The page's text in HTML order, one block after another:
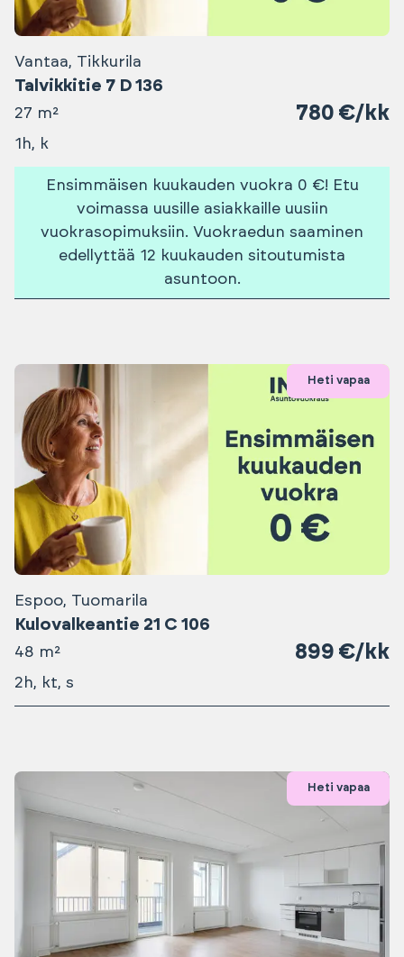
Vantaa, Tikkurila
Talvikkitie 7 D 136
27 m² 780 €/kk
1h, k
Ensimmäisen kuukauden vuokra 0 €! Etu
voimassa uusille asiakkaille uusiin
vuokrasopimuksiin. Vuokraedun saaminen
edellyttää 12 kuukauden sitoutumista
asuntoon.
Heti vapaa
Espoo, Tuomarila
Kulovalkeantie 21 C 106
48 m² 899 €/kk
2h, kt, s
Heti vapaa